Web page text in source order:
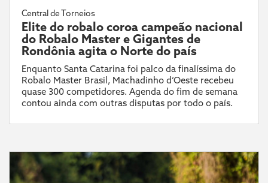
Central de Torneios
Elite do robalo coroa campeão nacional
do Robalo Master e Gigantes de
Rondônia agita o Norte do país
Enquanto Santa Catarina foi palco da finalíssima do
Robalo Master Brasil, Machadinho d’Oeste recebeu
quase 300 competidores. Agenda do fim de semana
contou ainda com outras disputas por todo o país.